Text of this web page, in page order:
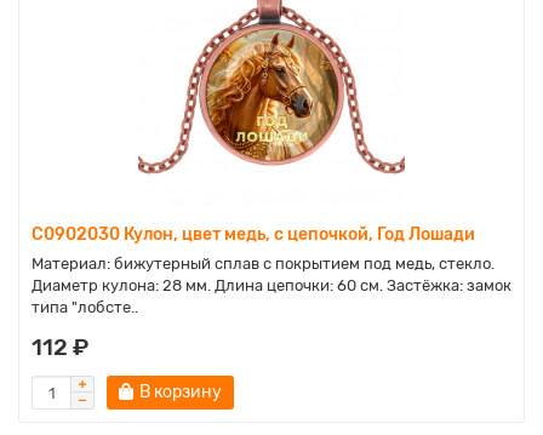
C0902030 Кулон, цвет медь, с цепочкой, Год Лошади
Материал: бижутерный сплав с покрытием под медь, стекло.
Диаметр кулона: 28 мм. Длина цепочки: 60 см. Застёжка: замок
типа "лобсте..
112 ₽
В корзину